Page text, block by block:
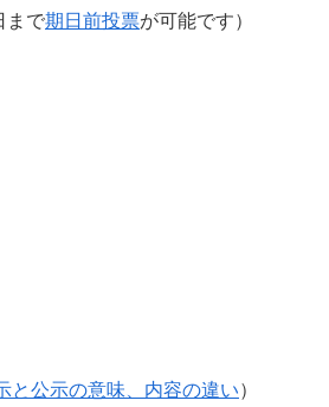
まで期日前投票が可能です）
と公示の意味、内容の違い）